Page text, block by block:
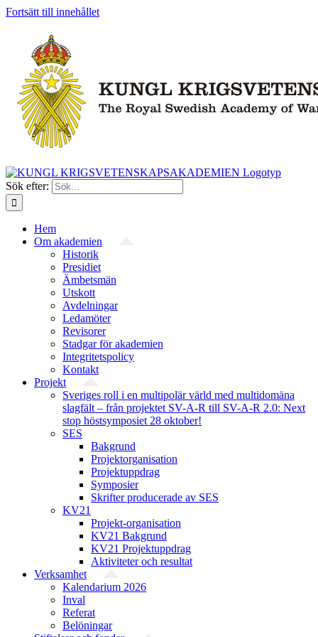
Fortsätt till innehållet
Sök efter:
Hem
Om akademien
Historik
Presidiet
Ämbetsmän
Utskott
Avdelningar
Ledamöter
Revisorer
Stadgar för akademien
Integritetspolicy
Kontakt
Projekt
Sveriges roll i en multipolär värld med multidomäna
slagfält – från projektet SV-A-R till SV-A-R 2.0: Next
stop höstsymposiet 28 oktober!
SES
Bakgrund
Projekt­organisation
Projektuppdrag
Symposier
Skrifter producerade av SES
KV21
Projekt-organisation
KV21 Bakgrund
KV21 Projektuppdrag
Aktiviteter och resultat
Verksamhet
Kalendarium 2026
Inval
Referat
Belöningar